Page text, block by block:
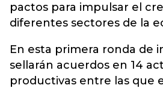
pactos para impulsar el
diferentes sectores de la
En esta primera ronda de
sellarán acuerdos en 14
productivas entre las que